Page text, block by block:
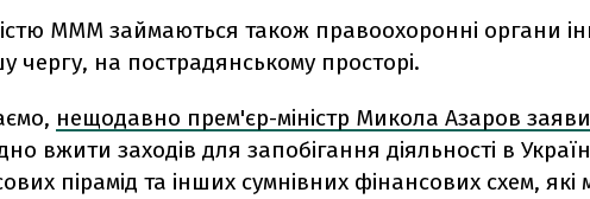
МММ займаються також правоохоронні органи
чергу, на пострадянському просторі.
нещодавно прем'єр-міністр Микола Азаров
вжити заходів для запобігання діяльності в
пірамід та інших сумнівних фінансових схем, які